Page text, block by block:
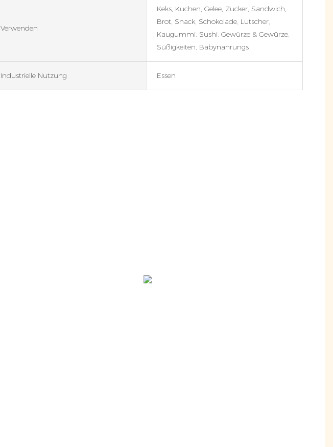
Verwenden
Keks, Kuchen, Gelee, Zucker, Sandwich,
Brot, Snack, Schokolade, Lutscher,
Kaugummi, Sushi, Gewürze & Gewürze,
Süßigkeiten, Babynahrungs
Industrielle Nutzung Essen